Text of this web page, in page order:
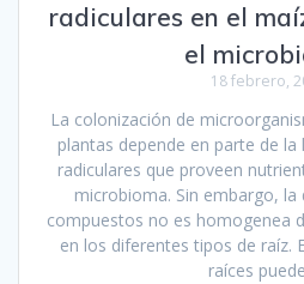
radiculares en el
el
18 febrero,
La colonización de
plantas depende en parte de
radiculares que proveen
microbioma. Sin embargo,
compuestos no es homogenea
en los diferentes tipos de raíz.
raíces